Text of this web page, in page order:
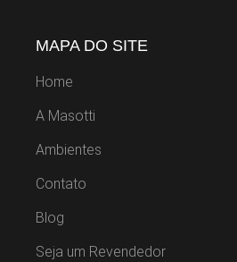
MAPA DO SITE
Home
A Masotti
Ambientes
Contato
Blog
Seja um Revendedor